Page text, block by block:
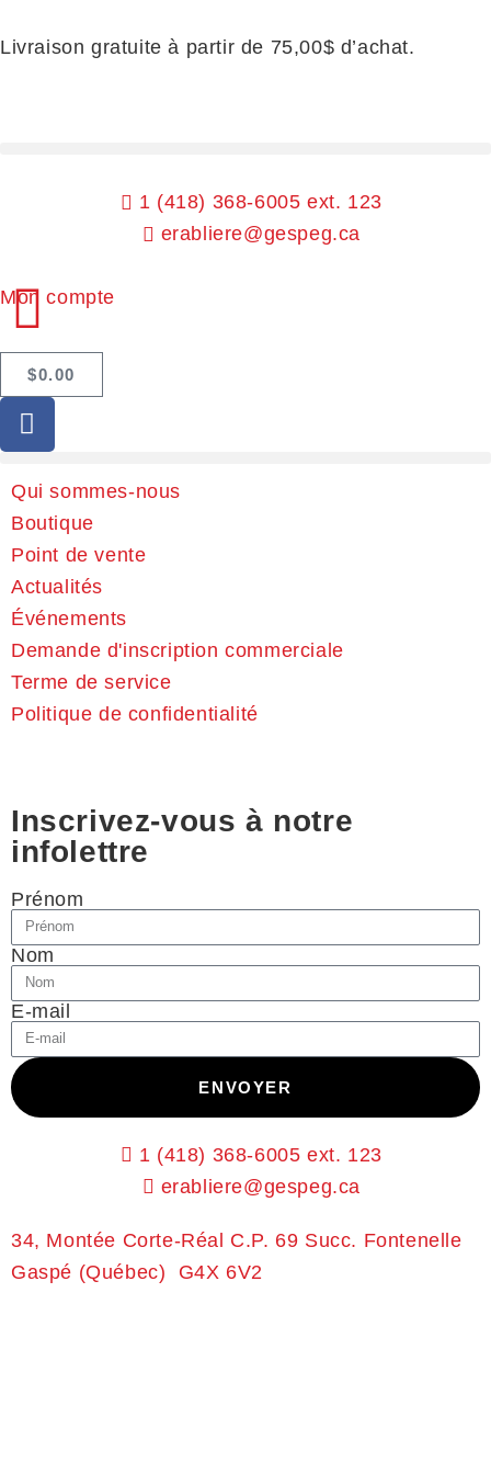
Livraison gratuite à partir de 75,00$ d’achat.
1 (418) 368-6005 ext. 123
erabliere@gespeg.ca
Mon compte
$0.00
Qui sommes-nous
Boutique
Point de vente
Actualités
Événements
Demande d'inscription commerciale
Terme de service
Politique de confidentialité
Inscrivez-vous à notre
infolettre
Prénom
Nom
E-mail
ENVOYER
1 (418) 368-6005 ext. 123
erabliere@gespeg.ca
34, Montée Corte-Réal C.P. 69 Succ. Fontenelle
Gaspé (Québec) G4X 6V2